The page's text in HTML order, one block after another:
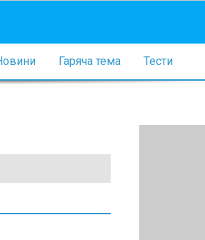
Гаряча тема Тести